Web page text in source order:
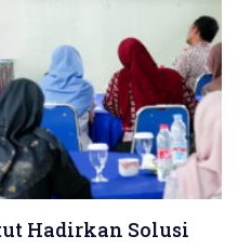
Hadirkan Solusi